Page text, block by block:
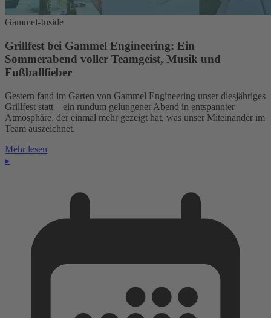
Gammel-Inside
Grillfest bei Gammel Engineering: Ein
Sommerabend voller Teamgeist, Musik und
Fußballfieber
Gestern fand im Garten von Gammel Engineering unser diesjähriges
Grillfest statt – ein rundum gelungener Abend in entspannter
Atmosphäre, der einmal mehr gezeigt hat, was unser Miteinander im
Team auszeichnet.
Mehr lesen
▸